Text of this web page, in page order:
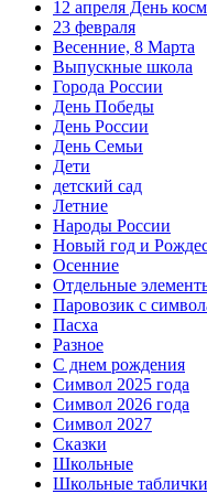
12 апреля День
23 февраля
Весенние, 8 Марта
Выпускные школа
Города России
День Победы
День России
День Семьи
Дети
детский сад
Летние
Народы России
Новый год и
Осенние
Отдельные
Паровозик с
Пасха
Разное
С днем рождения
Символ 2025 года
Символ 2026 года
Символ 2027
Сказки
Школьные
Школьные таблички